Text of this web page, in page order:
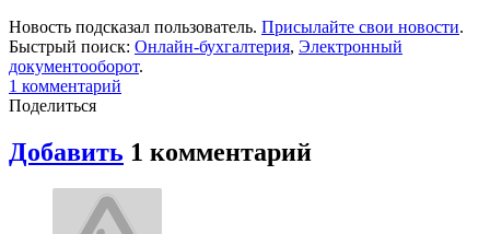
Новость подсказал пользователь. Присылайте свои новости.
Быстрый поиск: Онлайн-бухгалтерия, Электронный
документооборот.
1 комментарий
Поделиться
Добавить 1 комментарий